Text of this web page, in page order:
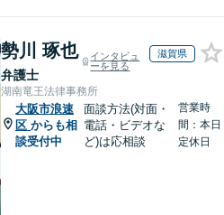
勢川 琢也
弁護士
インタビュ
ーを見る
滋賀県
湖南竜王法律事務所
大阪市浪速
区 からも相
談受付中
面談方法(対面・
電話・ビデオな
ど)は応相談
営業時
間：本日
定休日